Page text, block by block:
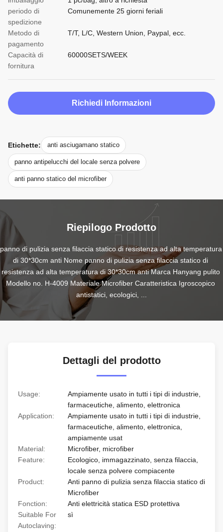
periodo di
spedizione
Comunemente 25 giorni feriali
Metodo di
pagamento
T/T, L/C, Western Union, Paypal, ecc.
Capacità di
fornitura
60000SETS/WEEK
Richiedi Informazioni
Etichette: anti asciugamano statico
panno antipelucchi del locale senza polvere
anti panno statico del microfiber
Riepilogo Prodotto
panno di pulizia senza filaccia statico di resistenza ad alta temperatura
di 30*30cm anti Nome panno di pulizia senza filaccia statico di
resistenza ad alta temperatura di 30*30cm anti Marca Hanyang pulito
Modello no. H-4009 Materiale Microfiber Caratteristica Igroscopico
antistatici, ecologici, ...
Dettagli del prodotto
Usage:
Ampiamente usato in tutti i tipi di industrie,
farmaceutiche, alimento, elettronica
Application:
Ampiamente usato in tutti i tipi di industrie,
farmaceutiche, alimento, elettronica,
ampiamente usat
Material:
Microfiber, microfiber
Feature:
Ecologico, immagazzinato, senza filaccia,
locale senza polvere compiacente
Product:
Anti panno di pulizia senza filaccia statico di
Microfiber
Fonction:
Anti elettricità statica ESD protettiva
Suitable For
Autoclaving:
sì